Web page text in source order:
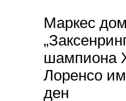
Маркес
шампиона
Лоренсо
ден